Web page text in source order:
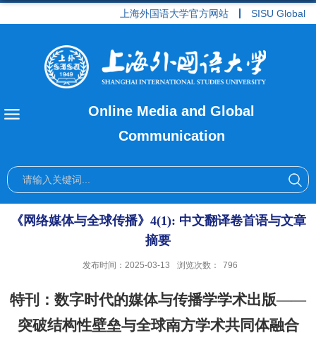
上海外国语大学官方网站 SISU Global
Online Media and Global
Communication
​《网络媒体与全球传播》4(1): 中文翻译卷首语与文章
摘要
发布时间：2025-03-13 浏览次数： 796
特刊：数字时代的媒体与传播学学术出版——
突破结构性壁垒与全球南方学术共同体融合